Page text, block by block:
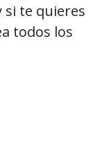
te quieres
todos los